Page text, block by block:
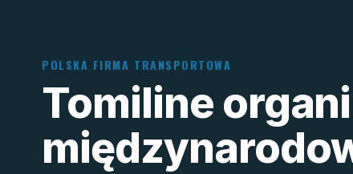
POLSKA FIRMA TRANSPORTOWA
Tomiline